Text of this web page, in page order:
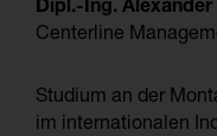
Dipl.-Ing.
Centerline
Studium an der
im internationalen